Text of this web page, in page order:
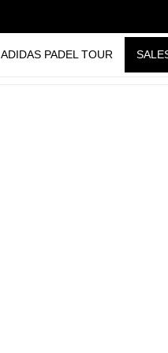
ADIDAS PADEL TOUR